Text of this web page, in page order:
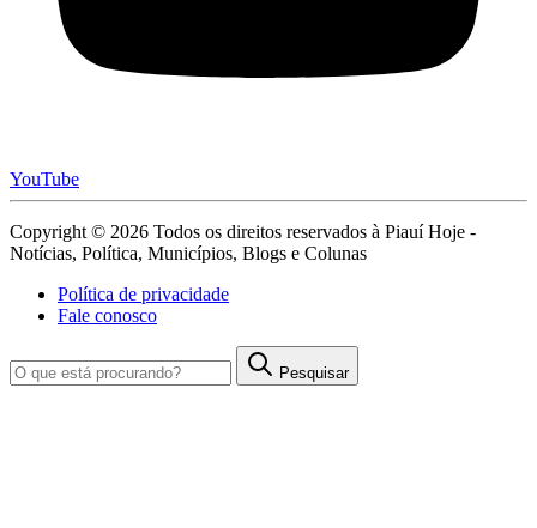
YouTube
Copyright © 2026 Todos os direitos reservados à Piauí Hoje -
Notícias, Política, Municípios, Blogs e Colunas
Política de privacidade
Fale conosco
Pesquisar